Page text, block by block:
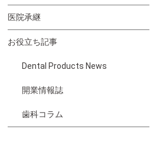
医院承継
お役立ち記事
Dental Products News
開業情報誌
歯科コラム